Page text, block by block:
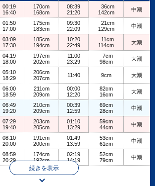
00:19
16:40
170cm
168cm
08:39
21:20
36cm
142cm
中潮
01:50
17:00
175cm
183cm
09:30
22:09
21cm
129cm
中潮
03:09
17:30
185cm
194cm
10:20
22:49
11cm
114cm
大潮
04:19
18:00
197cm
202cm
11:00
23:29
7cm
98cm
大潮
05:10
18:29
206cm
207cm
11:40 9cm 大潮
06:00
18:59
211cm
209cm
00:00
12:20
82cm
16cm
大潮
06:49
19:20
210cm
209cm
00:39
12:59
69cm
28cm
中潮
07:29
19:40
203cm
205cm
01:10
13:29
59cm
44cm
中潮
08:10
20:00
191cm
200cm
01:49
13:59
53cm
61cm
中潮
08:59
20:29
174cm
192cm
02:19
14:19
52cm
79cm
中潮
続きを表示